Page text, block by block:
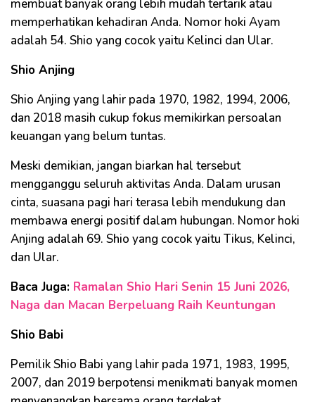
membuat banyak orang lebih mudah tertarik atau
memperhatikan kehadiran Anda. Nomor hoki Ayam
adalah 54. Shio yang cocok yaitu Kelinci dan Ular.
Shio Anjing
Shio Anjing yang lahir pada 1970, 1982, 1994, 2006,
dan 2018 masih cukup fokus memikirkan persoalan
keuangan yang belum tuntas.
Meski demikian, jangan biarkan hal tersebut
mengganggu seluruh aktivitas Anda. Dalam urusan
cinta, suasana pagi hari terasa lebih mendukung dan
membawa energi positif dalam hubungan. Nomor hoki
Anjing adalah 69. Shio yang cocok yaitu Tikus, Kelinci,
dan Ular.
Baca Juga: Ramalan Shio Hari Senin 15 Juni 2026,
Naga dan Macan Berpeluang Raih Keuntungan
Shio Babi
Pemilik Shio Babi yang lahir pada 1971, 1983, 1995,
2007, dan 2019 berpotensi menikmati banyak momen